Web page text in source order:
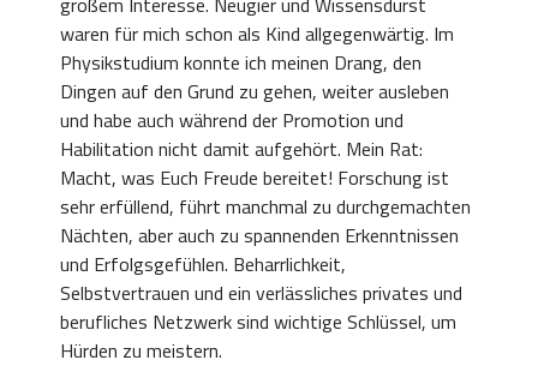
waren für mich schon als Kind allgegenwärtig. Im
Physikstudium konnte ich meinen Drang, den
Dingen auf den Grund zu gehen, weiter ausleben
und habe auch während der Promotion und
Habilitation nicht damit aufgehört. Mein Rat:
Macht, was Euch Freude bereitet! Forschung ist
sehr erfüllend, führt manchmal zu durchgemachten
Nächten, aber auch zu spannenden Erkenntnissen
und Erfolgsgefühlen. Beharrlichkeit,
Selbstvertrauen und ein verlässliches privates und
berufliches Netzwerk sind wichtige Schlüssel, um
Hürden zu meistern.